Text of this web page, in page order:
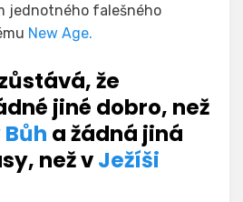
jednotného falešného
New Age.
že
jiné dobro, než
a žádná jiná
než vJežíši